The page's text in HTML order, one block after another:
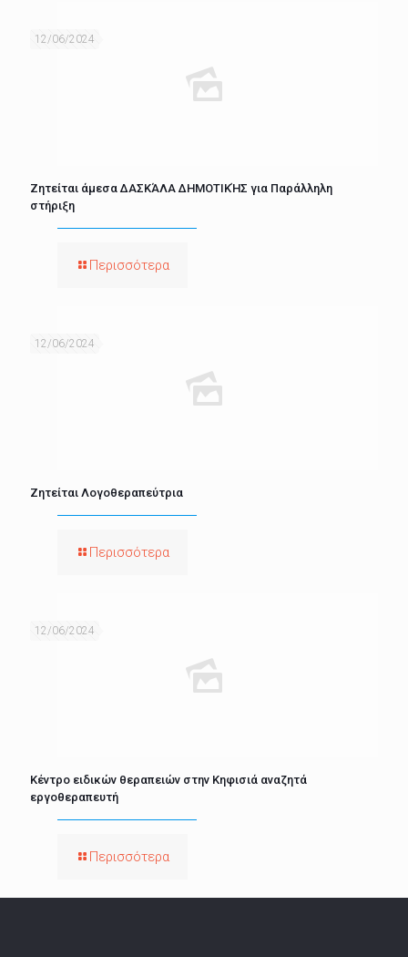
12/06/2024
Ζητείται άμεσα ΔΑΣΚΆΛΑ ΔΗΜΟΤΙΚΉΣ για Παράλληλη
στήριξη
Περισσότερα
12/06/2024
Ζητείται Λογοθεραπεύτρια
Περισσότερα
12/06/2024
Κέντρο ειδικών θεραπειών στην Κηφισιά αναζητά
εργοθεραπευτή
Περισσότερα